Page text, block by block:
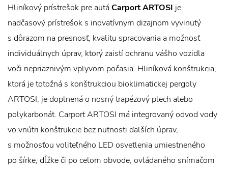
Hliníkový prístrešok pre autáCarport ARTOSI je
nadčasový prístrešok s inovatívnym dizajnom vyvinutý
s dôrazom na presnosť, kvalitu spracovania a možnosť
individuálnych úprav, ktorý zaistí ochranu vášho vozidla
voči nepriaznivým vplyvom počasia. Hliníková konštrukcia,
ktorá je totožná s konštrukciou bioklimatickej pergoly
ARTOSI, je doplnená o nosný trapézový plech alebo
polykarbonát. Carport ARTOSI má integrovaný odvod vody
vo vnútri konštrukcie bez nutnosti ďalších úprav,
s možnosťou voliteľného LED osvetlenia umiestneného
po šírke, dĺžke či po celom obvode, ovládaného snímačom